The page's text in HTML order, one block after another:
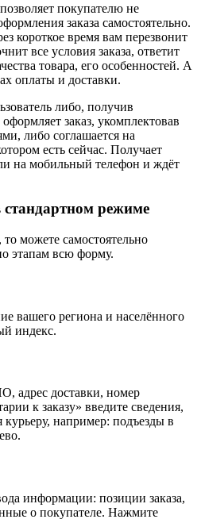
покупателю не
заказа самостоятельно.
короткое время вам перезвонит
все условия заказа, ответит
товара, его особенностей. А
оплаты и доставки.
либо, получив
заказ, укомплектовав
либо соглашается на
есть сейчас. Получает
на мобильный телефон и ждёт
режиме
можете самостоятельно
этапам всю форму.
вашего региона и населённого
индекс.
адрес доставки, номер
к заказу» введите сведения,
курьеру, например: подъезды в
информации: позиции заказа,
о покупателе. Нажмите